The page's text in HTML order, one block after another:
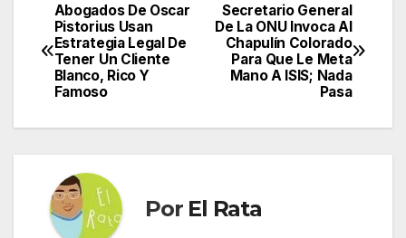
Navegación
de
entradas
Secretario General
De La ONU Invoca Al
Chapulín Colorado
Para Que Le Meta
Mano A ISIS; Nada
Pasa
Abogados De Oscar
Pistorius Usan
Estrategia Legal De
Tener Un Cliente
Blanco, Rico Y
Famoso
Por El Rata